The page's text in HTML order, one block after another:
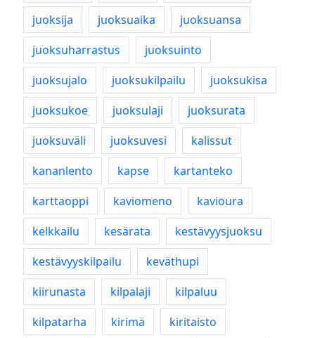
juoksija juoksuaika
juoksuansa
juoksuharrastus
juoksuinto
juoksujalo
juoksukilpailu
juoksukisa
juoksukoe
juoksulaji
juoksurata
juoksuväli
juoksuvesi
kalissut
kananlento
kapse
kartanteko
karttaoppi
kaviomeno
kavioura
kelkkailu
kesärata
kestävyysjuoksu
kestävyyskilpailu
keväthupi
kiirunasta
kilpalaji
kilpaluu
kilpatarha
kirimä
kiritaisto